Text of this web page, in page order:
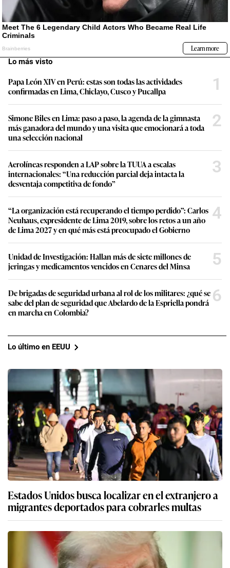
Lo más visto
Papa León XIV en Perú: estas son todas las actividades
confirmadas en Lima, Chiclayo, Cusco y Pucallpa
1
Simone Biles en Lima: paso a paso, la agenda de la gimnasta
más ganadora del mundo y una visita que emocionará a toda
una selección nacional
2
Aerolíneas responden a LAP sobre la TUUA a escalas
internacionales: “Una reducción parcial deja intacta la
desventaja competitiva de fondo”
3
“La organización está recuperando el tiempo perdido”: Carlos
Neuhaus, expresidente de Lima 2019, sobre los retos a un año
de Lima 2027 y en qué más está preocupado el Gobierno
4
Unidad de Investigación: Hallan más de siete millones de
jeringas y medicamentos vencidos en Cenares del Minsa
5
De brigadas de seguridad urbana al rol de los militares: ¿qué se
sabe del plan de seguridad que Abelardo de la Espriella pondrá
en marcha en Colombia?
6
Lo último en EEUU
Estados Unidos busca localizar en el extranjero a
migrantes deportados para cobrarles multas